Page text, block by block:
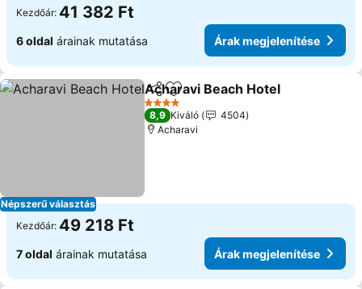
Kezdőár: 41 382 Ft
6 oldal árainak mutatása Árak megjelenítése
Népszerű választás
Megosztás
Hozzáadás a kedvencekhez
Acharavi Beach Hotel
4 Kategória
8,9 Kiváló
4504
Acharavi
Kezdőár: 49 218 Ft
7 oldal árainak mutatása Árak megjelenítése